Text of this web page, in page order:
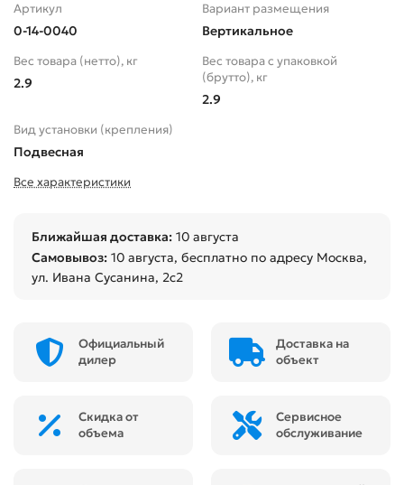
Артикул
0-14-0040
Вариант размещения
Вертикальное
Вес товара (нетто), кг
2.9
Вес товара с упаковкой
(брутто), кг
2.9
Вид установки (крепления)
Подвесная
Все характеристики
Ближайшая доставка: 10 августа
Самовывоз: 10 августа, бесплатно по адресу Москва,
ул. Ивана Сусанина, 2с2
Официальный
дилер
Доставка на
объект
Скидка от
объема
Сервисное
обслуживание